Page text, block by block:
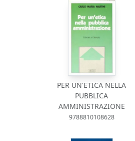
PER UN'ETICA NELLA
PUBBLICA
AMMINISTRAZIONE
9788810108628